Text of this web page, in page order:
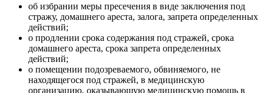
об избрании меры пресечения в виде заключения под
стражу, домашнего ареста, залога, запрета определенных
действий;
о продлении срока содержания под стражей, срока
домашнего ареста, срока запрета определенных
действий;
о помещении подозреваемого, обвиняемого, не
находящегося под стражей, в медицинскую
организацию, оказывающую медицинскую помощь в